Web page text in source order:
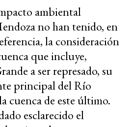
ambiental
no han tenido, en
la consideración
que incluye,
a ser represado, su
principal del Río
cuenca de este último.
esclarecido el